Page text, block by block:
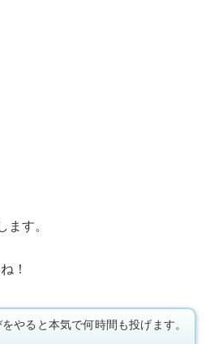
ます。
！
やると本気で何時間も投げます。